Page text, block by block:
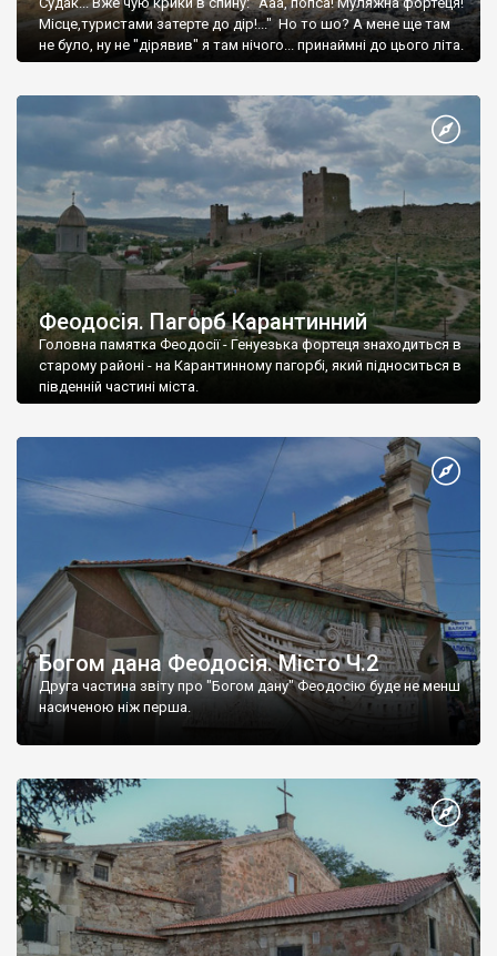
Місце,туристами затерте до дір!..." Но то шо? А мене ще там
не було, ну не "дірявив" я там нічого... принаймні до цього літа.
Феодосія. Пагорб Карантинний
Головна памятка Феодосії - Генуезька фортеця знаходиться в
старому районі - на Карантинному пагорбі, який підноситься в
південній частині міста.
Богом дана Феодосія. Місто Ч.2
Друга частина звіту про "Богом дану" Феодосію буде не менш
насиченою ніж перша.